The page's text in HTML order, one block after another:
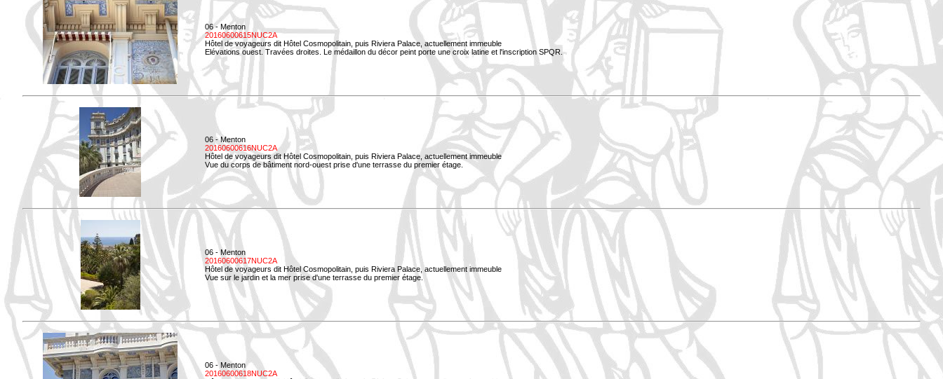
06 - Menton
20160600615NUC2A
Hôtel de voyageurs dit Hôtel Cosmopolitain, puis Riviera Palace, actuellement immeuble
Elévations ouest. Travées droites. Le médaillon du décor peint porte une croix latine et l'inscription SPQR.
06 - Menton
20160600616NUC2A
Hôtel de voyageurs dit Hôtel Cosmopolitain, puis Riviera Palace, actuellement immeuble
Vue du corps de bâtiment nord-ouest prise d'une terrasse du premier étage.
06 - Menton
20160600617NUC2A
Hôtel de voyageurs dit Hôtel Cosmopolitain, puis Riviera Palace, actuellement immeuble
Vue sur le jardin et la mer prise d'une terrasse du premier étage.
06 - Menton
20160600618NUC2A